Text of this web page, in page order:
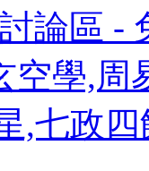
論區 -
空學,周
,七政